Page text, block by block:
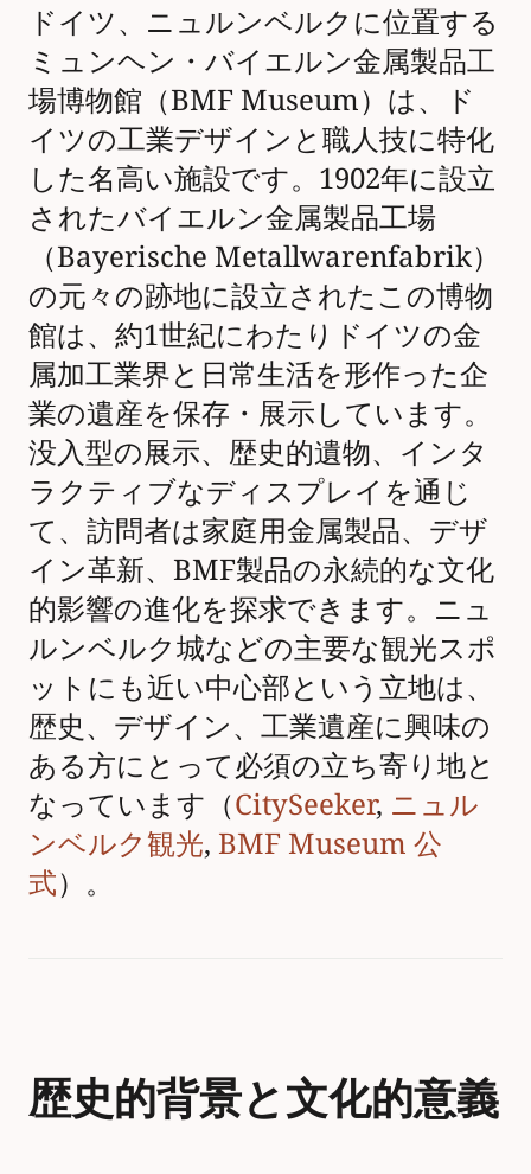
ドイツ、ニュルンベルクに位置する
ミュンヘン・バイエルン金属製品工
場博物館（BMF Museum）は、ド
イツの工業デザインと職人技に特化
した名高い施設です。1902年に設立
されたバイエルン金属製品工場
（Bayerische Metallwarenfabrik）
の元々の跡地に設立されたこの博物
館は、約1世紀にわたりドイツの金
属加工業界と日常生活を形作った企
業の遺産を保存・展示しています。
没入型の展示、歴史的遺物、インタ
ラクティブなディスプレイを通じ
て、訪問者は家庭用金属製品、デザ
イン革新、BMF製品の永続的な文化
的影響の進化を探求できます。ニュ
ルンベルク城などの主要な観光スポ
ットにも近い中心部という立地は、
歴史、デザイン、工業遺産に興味の
ある方にとって必須の立ち寄り地と
なっています（CitySeeker, ニュル
ンベルク観光, BMF Museum 公
式）。
歴史的背景と文化的意義